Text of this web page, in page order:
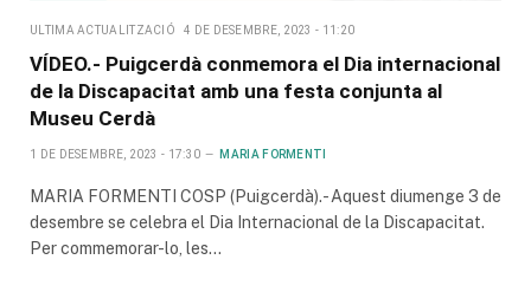
ULTIMA ACTUALITZACIÓ 4 DE DESEMBRE, 2023 - 11:20
VÍDEO.- Puigcerdà conmemora el Dia internacional
de la Discapacitat amb una festa conjunta al
Museu Cerdà
1 DE DESEMBRE, 2023 - 17:30 MARIA FORMENTI
MARIA FORMENTI COSP (Puigcerdà).- Aquest diumenge 3 de
desembre se celebra el Dia Internacional de la Discapacitat.
Per commemorar-lo, les…